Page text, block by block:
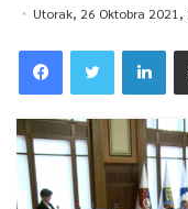
Utorak, 26 Oktobra 2021,